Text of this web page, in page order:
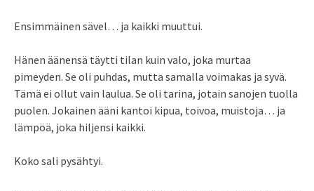
Ensimmäinen sävel… ja kaikki muuttui.
Hänen äänensä täytti tilan kuin valo, joka murtaa
pimeyden. Se oli puhdas, mutta samalla voimakas ja syvä.
Tämä ei ollut vain laulua. Se oli tarina, jotain sanojen tuolla
puolen. Jokainen ääni kantoi kipua, toivoa, muistoja… ja
lämpöä, joka hiljensi kaikki.
Koko sali pysähtyi.